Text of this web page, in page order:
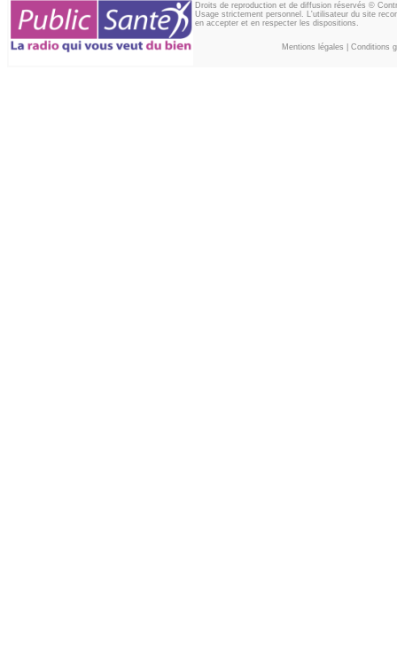
Droits de reproduction et de diffusion réservés ©
Usage strictement personnel. L'utilisateur du site
en accepter et en respecter les dispositions.
Mentions légales Conditions